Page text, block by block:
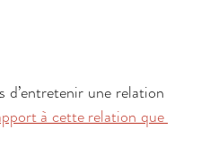
d’entretenir une relation
à cette relation que